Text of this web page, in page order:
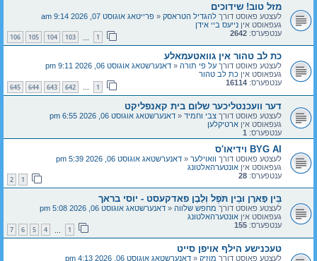
מזל טוב! שידוכים
לעצטע פאוסט דורך להגדיל הטראסק « פרייטאג אוגוסט 07, 2026 9:14 am
געפאוסט אין נייעס ביי אידן
ענטפערס: 2642
1
103
104
105
106
כת לב טהור אין גוואטעמאלע
לעצטע פאוסט דורך על פי תורה « דאנערשטאג אוגוסט 06, 2026 9:11 pm
געפאוסט אין כת לב טהור
ענטפערס: 16114
1
…
642
643
644
645
דער וועכנטליכער שלום בית קאנפליקט
לעצטע פאוסט דורך צבי וחמיד « דאנערשטאג אוגוסט 06, 2026 6:55 pm
געפאוסט אין ארטיקלען
ענטפערס: 1
BYG AI וידיאו'ס
לעצטע פאוסט דורך וואוילער « דאנערשטאג אוגוסט 06, 2026 5:39 pm
געפאוסט אין אונטערהאלטונג
ענטפערס: 28
1
2
בֵּין פָּארָן וּבֵין תֹּפֶל וְלָבָן פאדקעסט - יוסי בראך
לעצטע פאוסט דורך מחפש שלווה « דאנערשטאג אוגוסט 06, 2026 5:08 pm
געפאוסט אין אונטערהאלטונג
ענטפערס: 155
1
4
5
6
7
טעכנישע הילף אויפן סייט
לעצטע פאוסט דורך מוזיק « דאנערשטאג אוגוסט 06, 2026 4:13 pm